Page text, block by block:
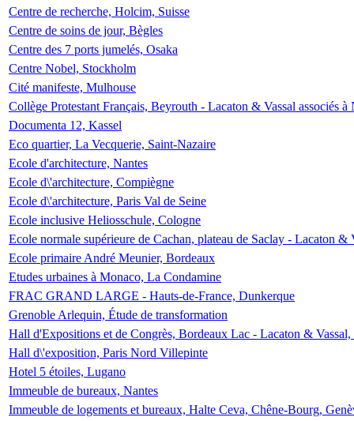
Centre de recherche, Holcim, Suisse
Centre de soins de jour, Bègles
Centre des 7 ports jumelés, Osaka
Centre Nobel, Stockholm
Cité manifeste, Mulhouse
Collège Protestant Français, Beyrouth - Lacaton & Vassal associés
Documenta 12, Kassel
Eco quartier, La Vecquerie, Saint-Nazaire
Ecole d'architecture, Nantes
Ecole d\'architecture, Compiègne
Ecole d\'architecture, Paris Val de Seine
Ecole inclusive Heliosschule, Cologne
Ecole normale supérieure de Cachan, plateau de Saclay - Lacaton &
Ecole primaire André Meunier, Bordeaux
Etudes urbaines à Monaco, La Condamine
FRAC GRAND LARGE - Hauts-de-France, Dunkerque
Grenoble Arlequin, Étude de transformation
Hall d'Expositions et de Congrès, Bordeaux Lac - Lacaton &
Hall d\'exposition, Paris Nord Villepinte
Hotel 5 étoiles, Lugano
Immeuble de bureaux, Nantes
Immeuble de logements et bureaux, Halte Ceva, Chêne-Bourg,